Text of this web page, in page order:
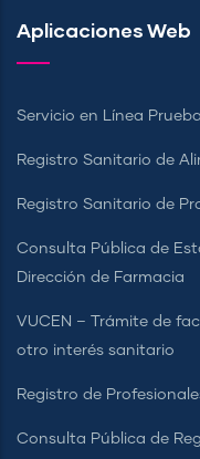
Aplicaciones Web
Servicio en Línea
Registro Sanitario de
Registro Sanitario de
Consulta Pública de
Dirección de Farmacia
VUCEN – Trámite de
otro interés sanitario
Registro de
Consulta Pública de